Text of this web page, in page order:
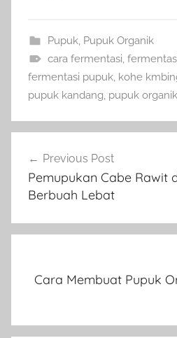
Pupuk, Pupuk Organik
cara fermentasi,
fermentasi pupuk, kohe
pupuk kandang, pupuk organik
pos
Previous Post
Pemupukan Cabe Rawit
Berbuah Lebat
Cara Membuat Pupuk